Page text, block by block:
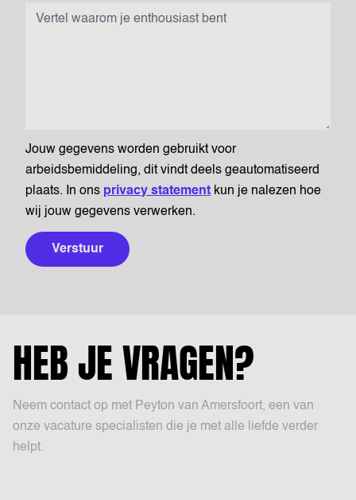
Jouw gegevens worden gebruikt voor
arbeidsbemiddeling, dit vindt deels geautomatiseerd
plaats. In ons privacy statement kun je nalezen hoe
wij jouw gegevens verwerken.
Verstuur
HEB JE VRAGEN?
Neem contact op met Peyton van Amersfoort, een van
onze vacature specialisten die je met alle liefde verder
helpt.